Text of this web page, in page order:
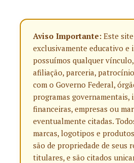
Aviso Importante: Este
exclusivamente educativo e
possuímos qualquer
afiliação, parceria,
com o Governo Federal,
programas governamentais,
financeiras, empresas ou
eventualmente citadas.
marcas, logotipos e
são de propriedade de seus
titulares, e são citados